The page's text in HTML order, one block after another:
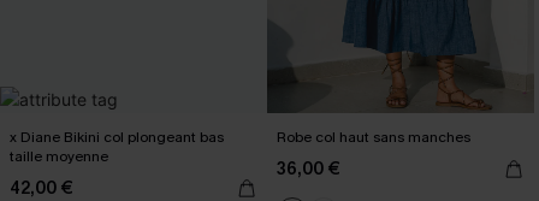
x Diane Bikini col plongeant bas
taille moyenne
42,00 €
Robe col haut sans manches
36,00 €